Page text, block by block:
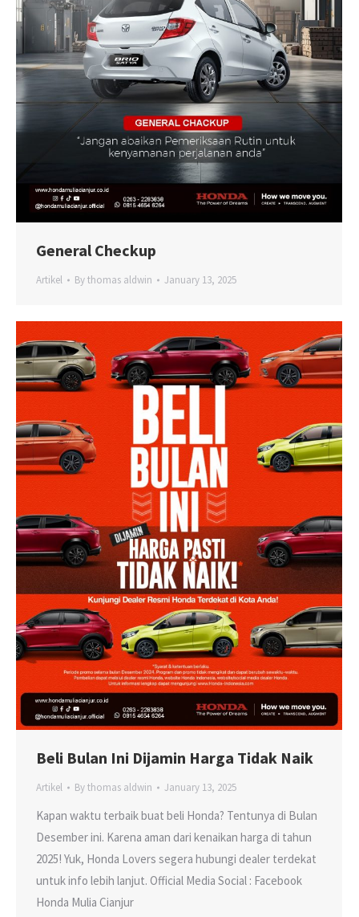
General Checkup
Artikel Bythomas aldwin January 13, 2025
Beli Bulan Ini Dijamin Harga Tidak Naik
Artikel Bythomas aldwin January 13, 2025
Kapan waktu terbaik buat beli Honda? Tentunya di Bulan
Desember ini. Karena aman dari kenaikan harga di tahun
2025! Yuk, Honda Lovers segera hubungi dealer terdekat
untuk info lebih lanjut. Official Media Social : Facebook
Honda Mulia Cianjur